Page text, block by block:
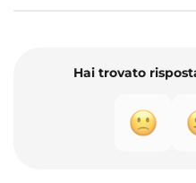
Hai trovato